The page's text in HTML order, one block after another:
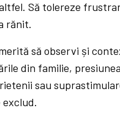
Să tolereze
rănit.
să observi și
din familie,
sau
exclud.